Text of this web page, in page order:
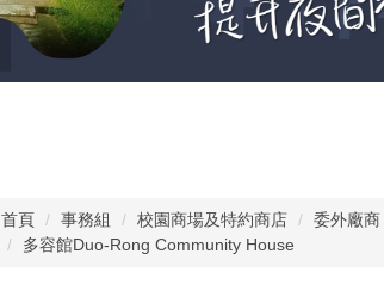
首頁 事務組 校園商場及特約商店 委外廠商
多容館Duo-Rong Community House